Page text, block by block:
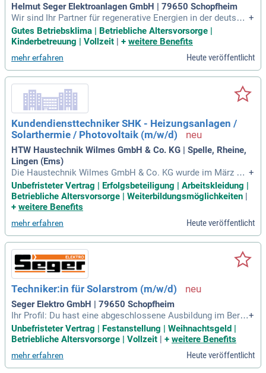
Helmut Seger Elektroanlagen GmbH | 79650 Schopfheim
Wir sind Ihr Partner für regenerative Energien in der deutsch
en Seite des Dreiländerecks Süd-Baden. Unser Fokus liegt a
uf der Durchführung von Projekten für Industrie, Gewerbe un
d Privatkunden. Wir installieren Photovoltaikanlagen und int
egrieren moderne Wärmepumpen. Zudem übernehmen wir d
ie fachgerechte Inbetriebnahme und garantieren durch regel
mäßige Wartungen einen reibungslosen Betrieb. Als zentral
e Ansprechperson koordinieren wir Nachunternehmer und si
chern höchste Ausführungsqualität in Abstimmung mit Ihre
n Wünschen. Wir gewährleisten technische Standards durch
präzise Messungen nach DIN/VDE und bieten umfassende
Anlagendokumentation, um Ihnen den besten Service zu bie
ten.
+
Gutes Betriebsklima | Betriebliche Altersvorsorge |
Kinderbetreuung | Vollzeit | + weitere Benefits
mehr erfahren Heute veröffentlicht
Kundendiensttechniker SHK - Heizungsanlagen /
Solarthermie / Photovoltaik (m/w/d)
HTW Haustechnik Wilmes GmbH & Co. KG | Spelle, Rheine,
Lingen (Ems)
Die Haustechnik Wilmes GmbH & Co. KG wurde im März 20
02 von Matthias Wilmes gegründet und ist seitdem als Meis
ter-Fachbetrieb in Spelle tätig.
+
Unbefristeter Vertrag | Erfolgsbeteiligung | Arbeitskleidung |
Betriebliche Altersvorsorge | Weiterbildungsmöglichkeiten |
+ weitere Benefits
mehr erfahren Heute veröffentlicht
Techniker:in für Solarstrom (m/w/d)
Seger Elektro GmbH | 79650 Schopfheim
Ihr Profil: Du hast eine abgeschlossene Ausbildung im Berei
ch Elektrotechnik, Gebäudetechnik oder eine vergleichbare
Qualifikation; Du arbeitest strukturiert und eigenverantwortli
ofessionell
+
Unbefristeter Vertrag | Festanstellung | Weihnachtsgeld |
Betriebliche Altersvorsorge | Vollzeit
+ weitere Benefits
mehr erfahren Heute veröffentlicht